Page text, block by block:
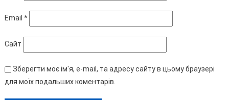
Email *
Сайт
Зберегти моє ім'я, e-mail, та адресу сайту в цьому браузері
для моїх подальших коментарів.